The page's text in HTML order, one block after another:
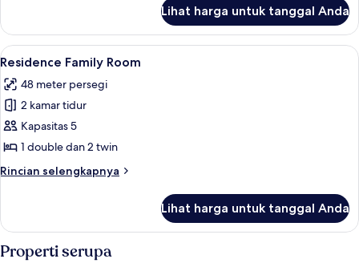
Suite
Keluarga
Lihat harga untuk tanggal Anda
Lihat
semua
foto
untuk
Residence
Family
Room
Residence Family Room | Minibar,
11
Residence Family Room
48 meter persegi
2 kamar tidur
Kapasitas 5
1 double dan 2 twin
Rincian selengkapnya
Rincian
Residence
Room
Lihat harga untuk tanggal Anda
Properti serupa